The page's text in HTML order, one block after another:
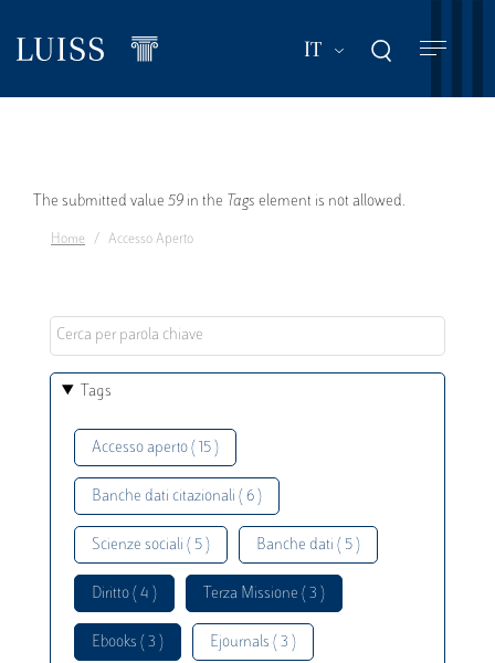
contenuto
IT Mostra ulteriori
Messaggio
di
The submitted value 59 in the Tags element is not allowed.
Home Accesso Aperto
Tags
Accesso aperto ( 15 )
Banche dati citazionali ( 6 )
Scienze sociali ( 5 ) Banche dati ( 5 )
Diritto ( 4 ) Terza Missione ( 3 )
Ebooks ( 3 ) Ejournals ( 3 )